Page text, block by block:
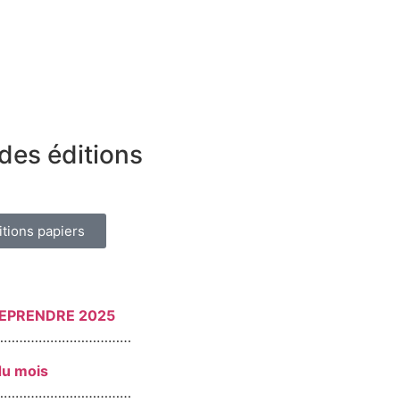
éditions
papiers
2025
mois